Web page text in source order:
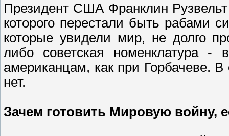
Президент США Франклин
которого перестали быть рабами
которые увидели мир, не долго
либо советская номенклатура
американцам, как при Горбачеве.
нет.
Зачем готовить Мировую войну,